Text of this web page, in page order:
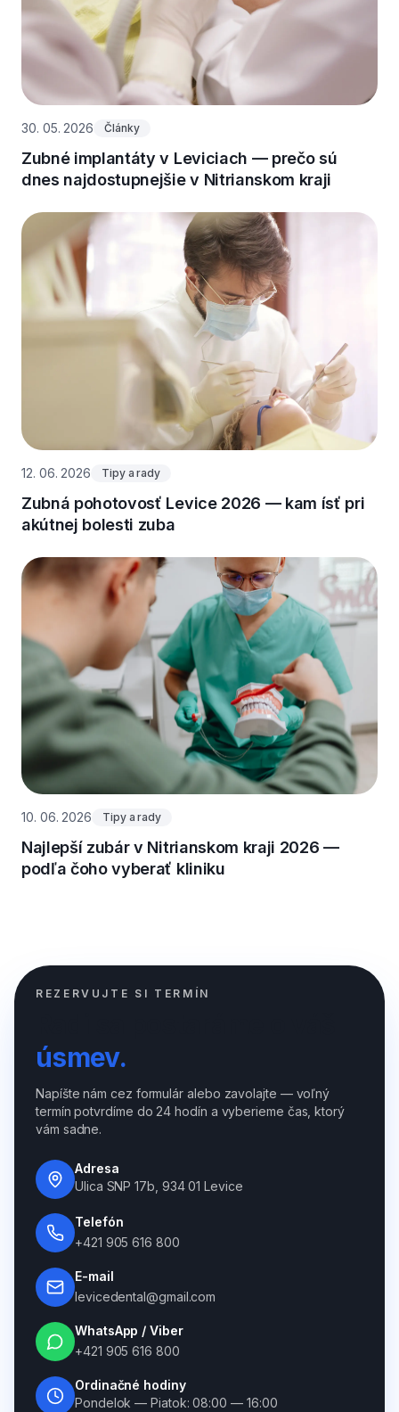
30. 05. 2026 Články
Zubné implantáty v Leviciach — prečo sú
dnes najdostupnejšie v Nitrianskom kraji
12. 06. 2026 Tipy a rady
Zubná pohotovosť Levice 2026 — kam ísť pri
akútnej bolesti zuba
10. 06. 2026 Tipy a rady
Najlepší zubár v Nitrianskom kraji 2026 —
podľa čoho vyberať kliniku
REZERVUJTE SI TERMÍN
úsmev.
Napíšte nám cez formulár alebo zavolajte — voľný
termín potvrdíme do 24 hodín a vyberieme čas, ktorý
vám sadne.
Adresa
Ulica SNP 17b, 934 01 Levice
Telefón
+421 905 616 800
E-mail
levicedental@gmail.com
WhatsApp / Viber
+421 905 616 800
Ordinačné hodiny
Pondelok — Piatok: 08:00 — 16:00